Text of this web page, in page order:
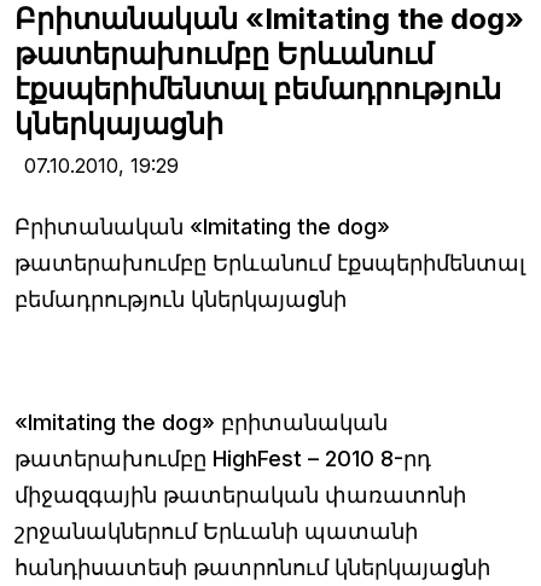
Բրիտանական «Imitating the dog»
թատերախումբը Երևանում
էքսպերիմենտալ բեմադրություն
կներկայացնի
07.10.2010, 19:29
Բրիտանական «Imitating the dog»
թատերախումբը Երևանում էքսպերիմենտալ
բեմադրություն կներկայացնի
«Imitating the dog» բրիտանական
թատերախումբը HighFest – 2010 8-րդ
միջազգային թատերական փառատոնի
շրջանակներում Երևանի պատանի
հանդիսատեսի թատրոնում կներկայացնի